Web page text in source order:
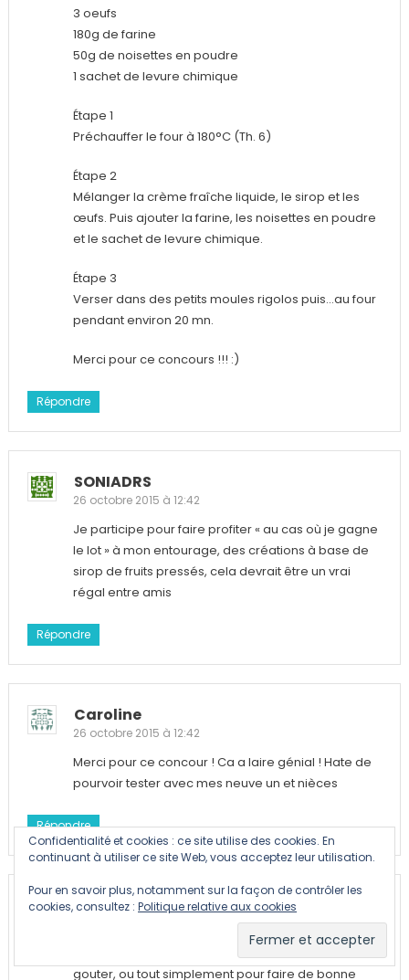
3 oeufs
180g de farine
50g de noisettes en poudre
1 sachet de levure chimique
Étape 1
Préchauffer le four à 180°C (Th. 6)
Étape 2
Mélanger la crème fraîche liquide, le sirop et les
œufs. Puis ajouter la farine, les noisettes en poudre
et le sachet de levure chimique.
Étape 3
Verser dans des petits moules rigolos puis…au four
pendant environ 20 mn.
Merci pour ce concours !!! :)
Répondre
SONIADRS
26 octobre 2015 à 12:42
Je participe pour faire profiter « au cas où je gagne
le lot » à mon entourage, des créations à base de
sirop de fruits pressés, cela devrait être un vrai
régal entre amis
Répondre
Caroline
26 octobre 2015 à 12:42
Merci pour ce concour ! Ca a laire génial ! Hate de
pourvoir tester avec mes neuve un et nièces
Répondre
Anais
je tente ma chance, pour boire autour d un bon
gouter, ou tout simplement pour faire de bonne
Confidentialité et cookies : ce site utilise des cookies. En
continuant à utiliser ce site Web, vous acceptez leur utilisation.
Pour en savoir plus, notamment sur la façon de contrôler les
cookies, consultez : Politique relative aux cookies